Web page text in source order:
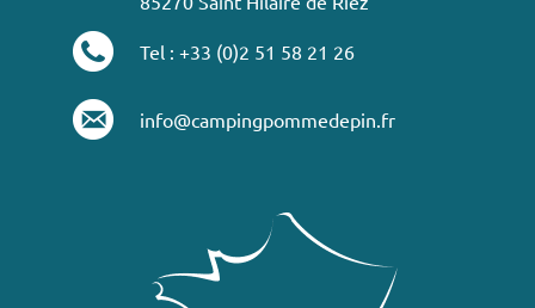
Tel : +33 (0)2 51 58 21 26
info@campingpommedepin.fr